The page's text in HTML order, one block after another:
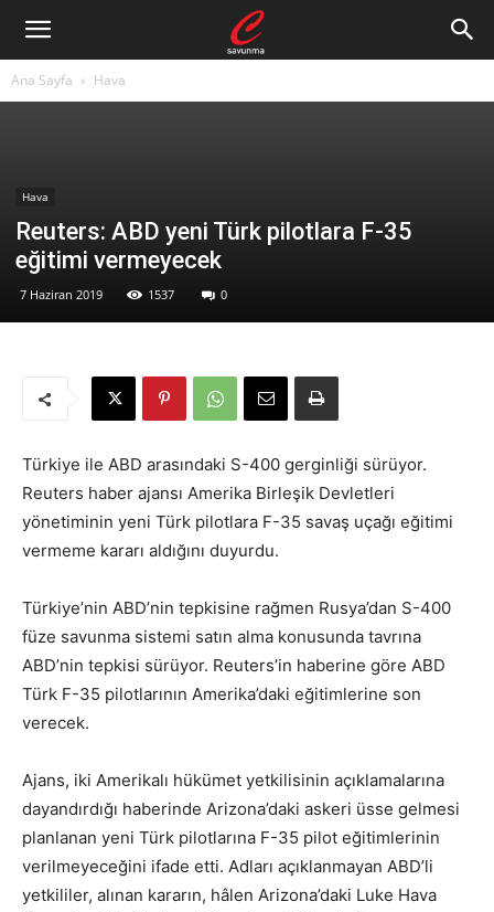
Ana Sayfa Hava
Hava
Reuters: ABD yeni Türk pilotlara F-35
eğitimi vermeyecek
7 Haziran 2019 1537 0
Türkiye ile ABD arasındaki S-400 gerginliği sürüyor.
Reuters haber ajansı Amerika Birleşik Devletleri
yönetiminin yeni Türk pilotlara F-35 savaş uçağı eğitimi
vermeme kararı aldığını duyurdu.
Türkiye’nin ABD’nin tepkisine rağmen Rusya’dan S-400
füze savunma sistemi satın alma konusunda tavrına
ABD’nin tepkisi sürüyor. Reuters’in haberine göre ABD
Türk F-35 pilotlarının Amerika’daki eğitimlerine son
verecek.
Ajans, iki Amerikalı hükümet yetkilisinin açıklamalarına
dayandırdığı haberinde Arizona’daki askeri üsse gelmesi
planlanan yeni Türk pilotlarına F-35 pilot eğitimlerinin
verilmeyeceğini ifade etti. Adları açıklanmayan ABD’li
yetkililer, alınan kararın, hâlen Arizona’daki Luke Hava